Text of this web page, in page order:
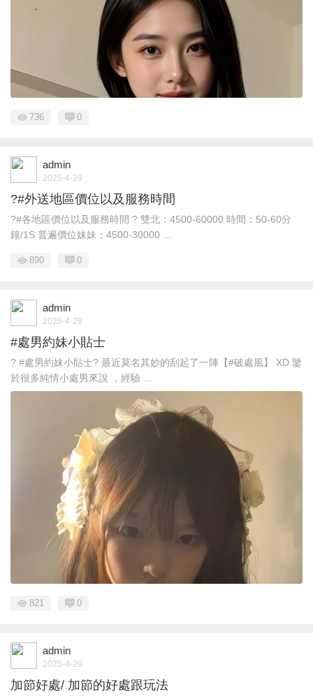
736 0
admin
2025-4-29
?#外送地區價位以及服務時間
?#各地區價位以及服務時間 ? 雙北：4500-60000 時間：50-60分
鐘/1S 普遍價位妹妹：4500-30000 ...
890 0
admin
2025-4-29
#處男約妹小貼士
? #處男約妹小貼士? 最近莫名其妙的刮起了一陣【#破處風】 XD 鑒
於很多純情小處男來說 ，經驗 ...
821 0
admin
2025-4-29
加節好處/ 加節的好處跟玩法